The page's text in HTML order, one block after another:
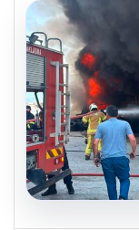
06.08.2026